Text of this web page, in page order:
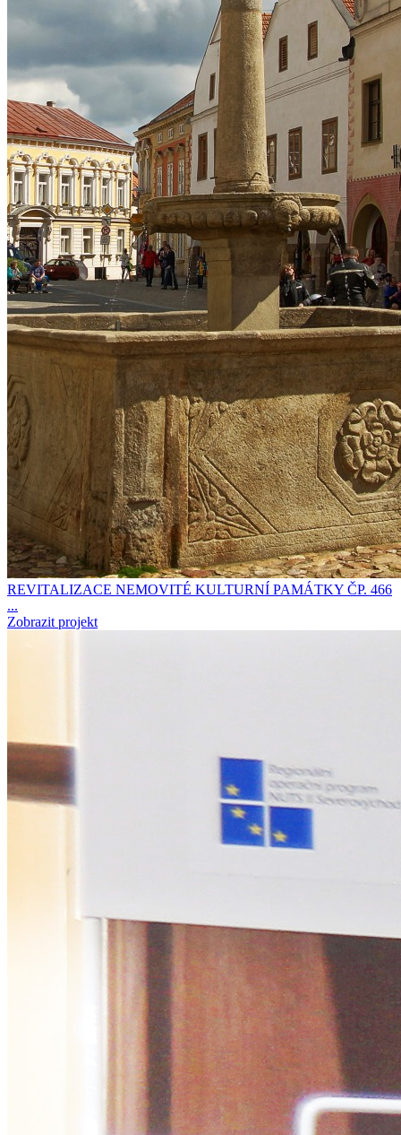
REVITALIZACE NEMOVITÉ KULTURNÍ PAMÁTKY ČP. 466
...
Zobrazit projekt